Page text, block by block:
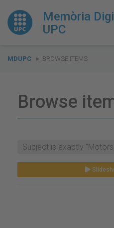
Memòria
UPC
You
MDUPC BROWSE ITEMS
Browse
Subject is exactly